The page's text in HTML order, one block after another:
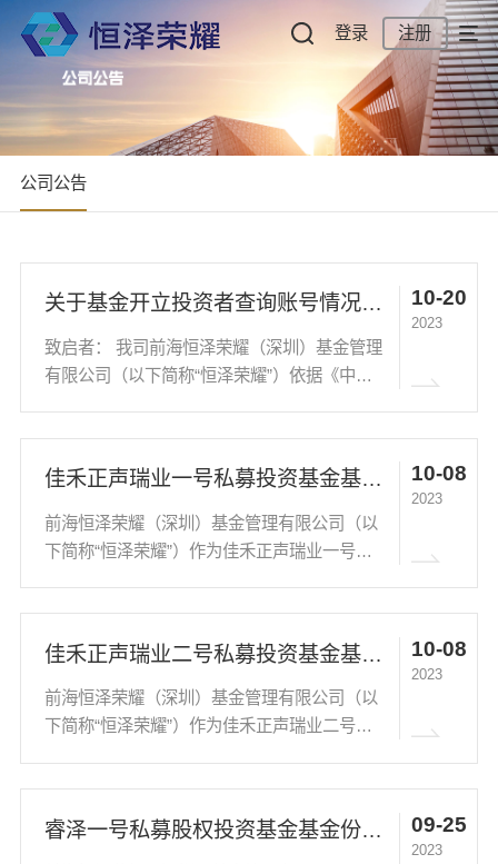
登录 注册
公司公告
关于基金开立投资者查询账号情况说明
致启者： 我司前海恒泽荣耀（深圳）基金管理
有限公司（以下简称“恒泽荣耀”）依据《中华
基...
10-20
2023
佳禾正声瑞业一号私募投资基金基金份额持有人大会决议表决结果暨决议生效的公告
前海恒泽荣耀（深圳）基金管理有限公司（以
下简称“恒泽荣耀”）作为佳禾正声瑞业一号私
据...
10-08
2023
佳禾正声瑞业二号私募投资基金基金份额持有人大会决议表决结果暨决议生效的公告
前海恒泽荣耀（深圳）基金管理有限公司（以
下简称“恒泽荣耀”）作为佳禾正声瑞业二号私
据...
10-08
2023
睿泽一号私募股权投资基金基金份额持有人大会决议 09-25
2023